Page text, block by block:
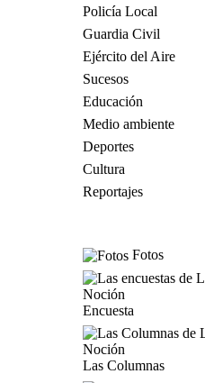
Policía Local
Guardia Civil
Ejército del Aire
Sucesos
Educación
Medio ambiente
Deportes
Cultura
Reportajes
Fotos
Encuesta
Las Columnas